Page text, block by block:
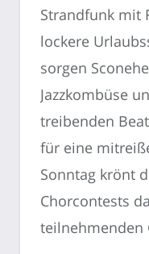
Strandfunk mit
lockere
sorgen
Jazzkombüse
treibenden
für eine
Sonntag krönt
Chorcontests
teilnehmenden